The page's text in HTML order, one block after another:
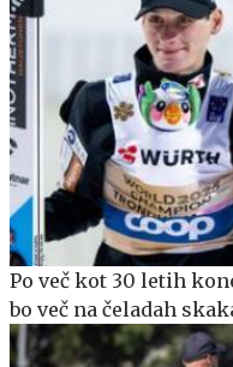
Po več kot 30 letih
bo več na čeladah